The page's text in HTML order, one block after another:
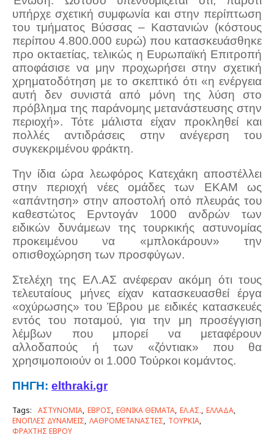
υπήρχε σχετική συμφωνία και στην περίπτωση
του τμήματος Βύσσας – Καστανιών (κόστους
περίπου 4.800.000 ευρώ) που κατασκευάσθηκε
προ οκταετίας, τελικώς η Ευρωπαϊκή Επιτροπή
αποφάσισε να μην προχωρήσει στην σχετική
χρηματοδότηση με το σκεπτικό ότι «η ενέργεια
αυτή δεν συνιστά από μόνη της λύση στο
πρόβλημα της παράνομης μετανάστευσης στην
περιοχή». Τότε μάλιστα είχαν προκληθεί και
πολλές αντιδράσεις στην ανέγερση του
συγκεκριμένου φράκτη.
Την ίδια ώρα λεωφόρος Κατεχάκη αποστέλλει
στην περιοχή νέες ομάδες των ΕΚΑΜ ως
«απάντηση» στην αποστολή οπό πλευράς του
καθεστώτος Ερντογάν 1000 ανδρών των
ειδικών δυνάμεων της τουρκικής αστυνομίας
προκειμένου να «μπλοκάρουν» την
οπισθοχώρηση των προσφύγων.
Στελέχη της ΕΛ.ΑΣ ανέφεραν ακόμη ότι τους
τελευταίους μήνες είχαν κατασκευασθεί έργα
«οχύρωσης» του Έβρου με ειδικές κατασκευές
εντός του ποταμού, για την μη προσέγγιση
λέμβων που μπορεί να μεταφέρουν
αλλοδαπούς ή των «ζόντιακ» που θα
χρησιμοποιούν οι 1.000 Τούρκοι κομάντος.
ΠΗΓΗ: elthraki.gr
Tags: ΑΣΤΥΝΟΜΙΑ ΕΒΡΟΣ ΕΘΝΙΚΑ ΘΕΜΑΤΑ ΕΛ.ΑΣ. ΕΛΛΑΔΑ
ΕΝΟΠΛΕΣ ΔΥΝΑΜΕΙΣ ΛΑΘΡΟΜΕΤΑΝΑΣΤΕΣ ΤΟΥΡΚΙΑ
ΦΡΑΧΤΗΣ ΕΒΡΟΥ